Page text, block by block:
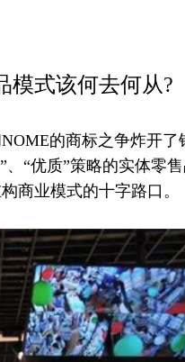
模式该何去何从?
的商标之争炸开了
“优质”策略的实体零
商业模式的十字路口。